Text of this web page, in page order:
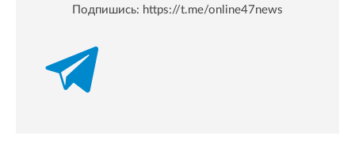
Подпишись: https://t.me/online47news